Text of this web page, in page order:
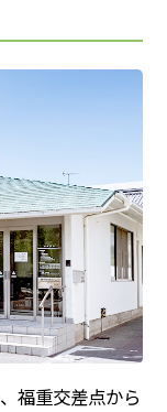
福重交差点から